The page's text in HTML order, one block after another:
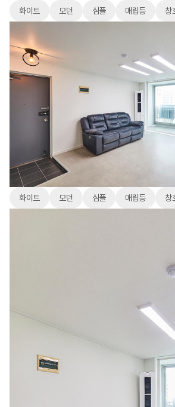
화이트 모던 심플 매립등 창
화이트 모던 심플 매립등 창